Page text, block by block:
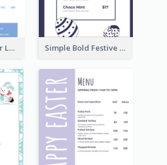
Pastel Blue Easter Lunch Menu Design Template Simple Bold Festive Menu Design Idea